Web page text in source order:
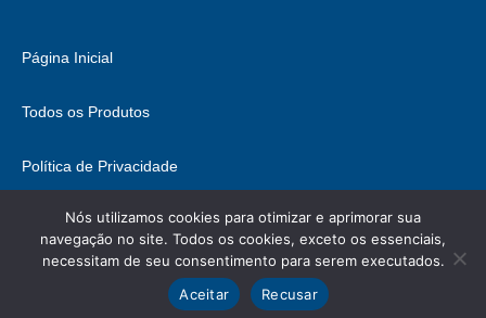
Página Inicial
Todos os Produtos
Política de Privacidade
Fale Conosco
© 2026 Brasil Hobbies - WordPress Theme byKadence WP
, podem conter direitos.
Nós utilizamos cookies para otimizar e aprimorar sua
navegação no site. Todos os cookies, exceto os essenciais,
necessitam de seu consentimento para serem executados.
Aceitar
Recusar